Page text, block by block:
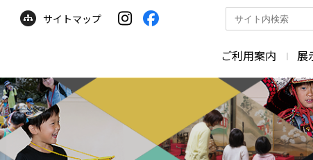
サイトマップ
ト
検
索
ご利用案内 展